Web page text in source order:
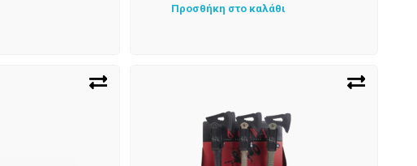
Προσθήκη στο καλάθι